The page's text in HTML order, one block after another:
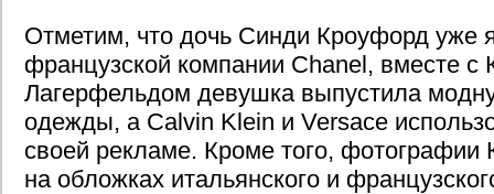
Отметим, что дочь Синди Кроуфорд уже
французской компании Chanel, вместе с
Лагерфельдом девушка выпустила
одежды, а Calvin Klein и Versace
своей рекламе. Кроме того, фотографии
на обложках итальянского и